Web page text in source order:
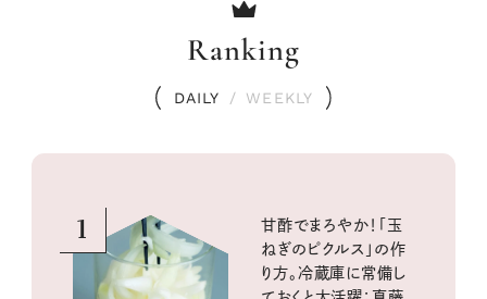
Ranking
DAILY / WEEKLY
1
甘酢でまろやか！「玉
ねぎのピクルス」の作
り方。冷蔵庫に常備し